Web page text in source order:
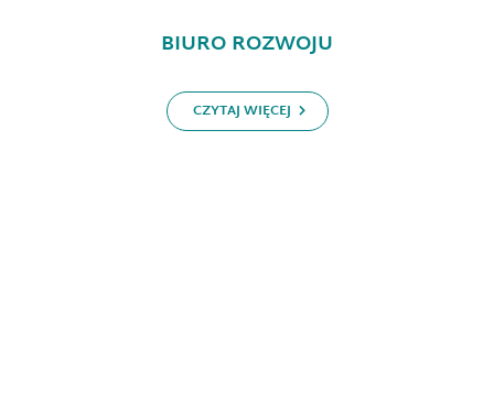
BIURO ROZWOJU
CZYTAJ WIĘCEJ